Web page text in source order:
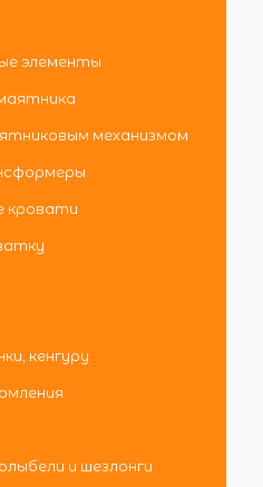
элементы
механизмом
кровати
кенгуру
и шезлонги